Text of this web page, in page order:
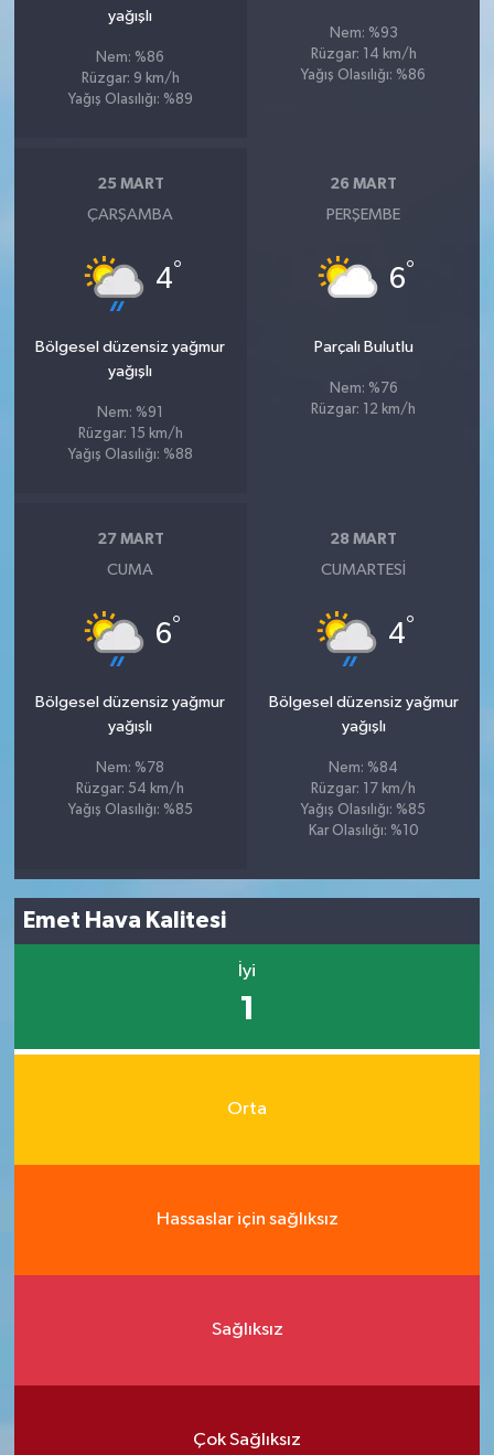
yağışlı
Nem: %86
Rüzgar: 9 km/h
Yağış Olasılığı: %89
Nem: %93
Rüzgar: 14 km/h
Yağış Olasılığı: %86
25 MART
ÇARŞAMBA
4°
Bölgesel düzensiz yağmur
yağışlı
Nem: %91
Rüzgar: 15 km/h
Yağış Olasılığı: %88
26 MART
PERŞEMBE
6°
Parçalı Bulutlu
Nem: %76
Rüzgar: 12 km/h
27 MART
CUMA
6°
Bölgesel düzensiz yağmur
yağışlı
Nem: %78
Rüzgar: 54 km/h
Yağış Olasılığı: %85
28 MART
CUMARTESI
4°
Bölgesel düzensiz yağmur
yağışlı
Nem: %84
Rüzgar: 17 km/h
Yağış Olasılığı: %85
Kar Olasılığı: %10
Emet Hava Kalitesi
İyi
1
Orta
Hassaslar için sağlıksız
Sağlıksız
Çok Sağlıksız